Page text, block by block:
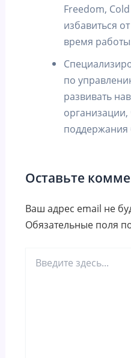
Freedom,
избавиться
время
по
развивать
поддержания
Оставьте
Ваш адрес email не
Обязательные поля
здесь...